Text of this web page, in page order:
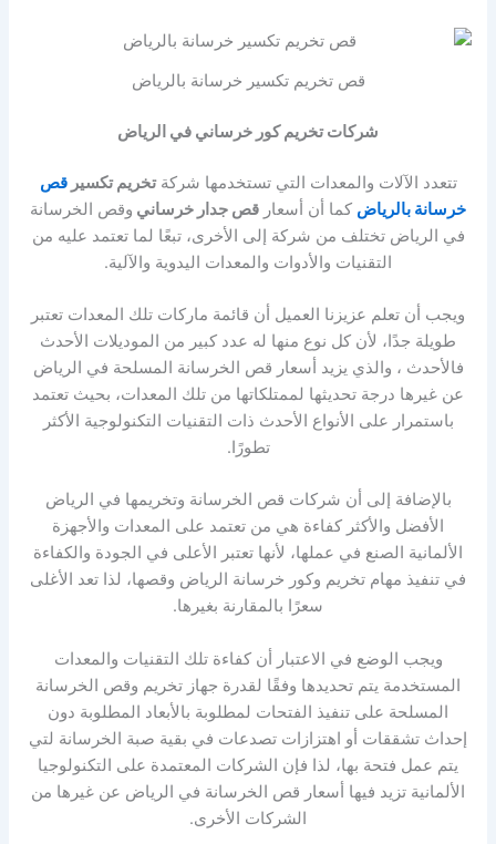
قص تخريم تكسير خرسانة بالرياض
شركات تخريم كور خرساني في الرياض
تتعدد الآلات والمعدات التي تستخدمها شركةتخريم تكسيرقص
خرسانة بالرياض كما أن أسعار قص جدار خرساني وقص الخرسانة
في الرياض تختلف من شركة إلى الأخرى، تبعًا لما تعتمد عليه من
التقنيات والأدوات والمعدات اليدوية والآلية.
ويجب أن تعلم عزيزنا العميل أن قائمة ماركات تلك المعدات تعتبر
طويلة جدًا، لأن كل نوع منها له عدد كبير من الموديلات الأحدث
فالأحدث ، والذي يزيد أسعار قص الخرسانة المسلحة في الرياض
عن غيرها درجة تحديثها لممتلكاتها من تلك المعدات، بحيث تعتمد
باستمرار على الأنواع الأحدث ذات التقنيات التكنولوجية الأكثر
تطورًا.
بالإضافة إلى أن شركات قص الخرسانة وتخريمها في الرياض
الأفضل والأكثر كفاءة هي من تعتمد على المعدات والأجهزة
الألمانية الصنع في عملها، لأنها تعتبر الأعلى في الجودة والكفاءة
في تنفيذ مهام تخريم وكور خرسانة الرياض وقصها، لذا تعد الأغلى
سعرًا بالمقارنة بغيرها.
ويجب الوضع في الاعتبار أن كفاءة تلك التقنيات والمعدات
المستخدمة يتم تحديدها وفقًا لقدرة جهاز تخريم وقص الخرسانة
المسلحة على تنفيذ الفتحات لمطلوبة بالأبعاد المطلوبة دون
إحداث تشققات أو اهتزازات تصدعات في بقية صبة الخرسانة لتي
يتم عمل فتحة بها، لذا فإن الشركات المعتمدة على التكنولوجيا
الألمانية تزيد فيها أسعار قص الخرسانة في الرياض عن غيرها من
الشركات الأخرى.